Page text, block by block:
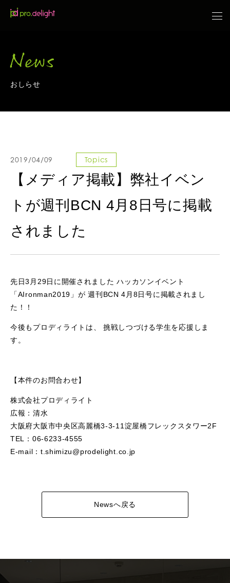
News
おしらせ
2019/04/09 Topics
【メディア掲載】弊社イベン
トが週刊BCN 4月8日号に掲載
されました
先日3月29日に開催されました ハッカソンイベント
「AIronman2019」が 週刊BCN 4月8日号に掲載されまし
た！！
今後もプロディライトは、 挑戦しつづける学生を応援しま
す。
【本件のお問合わせ】
株式会社プロディライト
広報：清水
大阪府大阪市中央区高麗橋3-3-11淀屋橋フレックスタワー2F
TEL：06-6233-4555
E-mail：t.shimizu@prodelight.co.jp
Newsへ戻る